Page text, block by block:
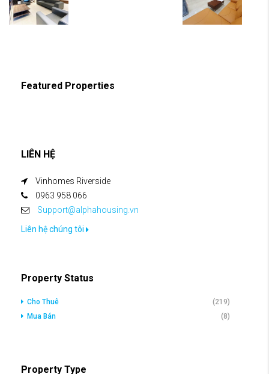
Featured Properties
LIÊN HỆ
Vinhomes Riverside
0963 958 066
Support@alphahousing.vn
Liên hệ chúng tôi
Property Status
Cho Thuê
(219)
Mua Bán
(8)
Property Type